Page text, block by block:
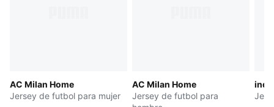
AC Milan Home
Jersey de futbol para mujer
AC Milan Home
Jersey de futbol para